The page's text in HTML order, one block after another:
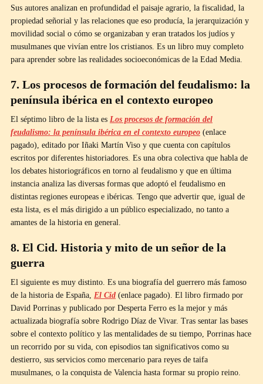
Sus autores analizan en profundidad el paisaje agrario, la fiscalidad, la
propiedad señorial y las relaciones que eso producía, la jerarquización y
movilidad social o cómo se organizaban y eran tratados los judíos y
musulmanes que vivían entre los cristianos. Es un libro muy completo
para aprender sobre las realidades socioeconómicas de la Edad Media.
7. Los procesos de formación del feudalismo: la
península ibérica en el contexto europeo
El séptimo libro de la lista es Los procesos de formación del
feudalismo: la península ibérica en el contexto europeo (enlace
pagado), editado por Iñaki Martín Viso y que cuenta con capítulos
escritos por diferentes historiadores. Es una obra colectiva que habla de
los debates historiográficos en torno al feudalismo y que en última
instancia analiza las diversas formas que adoptó el feudalismo en
distintas regiones europeas e ibéricas. Tengo que advertir que, igual de
esta lista, es el más dirigido a un público especializado, no tanto a
amantes de la historia en general.
8. El Cid. Historia y mito de un señor de la
guerra
El siguiente es muy distinto. Es una biografía del guerrero más famoso
de la historia de España, El Cid (enlace pagado). El libro firmado por
David Porrinas y publicado por Desperta Ferro es la mejor y más
actualizada biografía sobre Rodrigo Díaz de Vivar. Tras sentar las bases
sobre el contexto político y las mentalidades de su tiempo, Porrinas hace
un recorrido por su vida, con episodios tan significativos como su
destierro, sus servicios como mercenario para reyes de taifa
musulmanes, o la conquista de Valencia hasta formar su propio reino.